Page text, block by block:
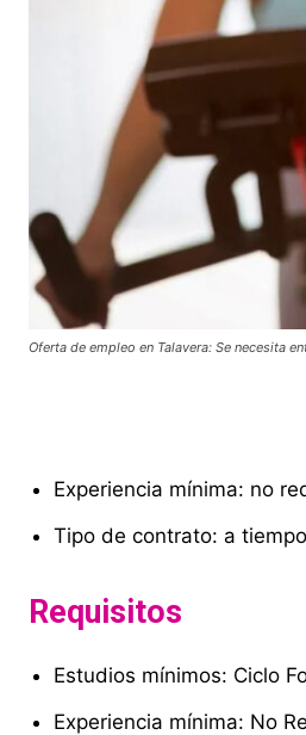
Oferta de empleo en Talavera: Se necesita
Experiencia mínima: no
Tipo de contrato: a
Requisitos
Estudios mínimos: Ciclo
Experiencia mínima: No